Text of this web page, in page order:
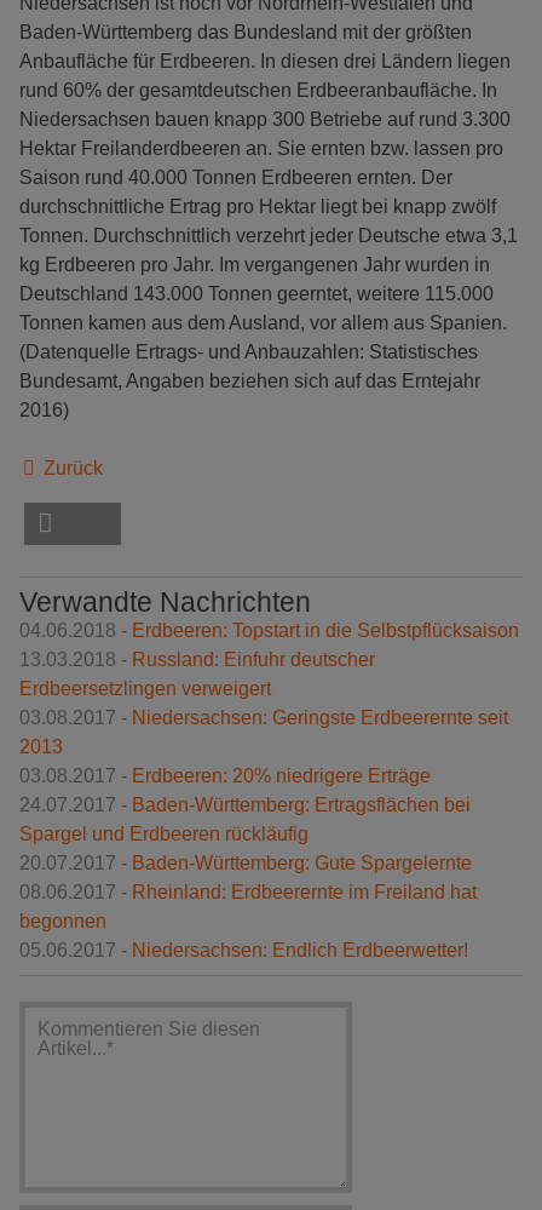
Baden-Württemberg das Bundesland mit der größten
Anbaufläche für Erdbeeren. In diesen drei Ländern liegen
rund 60% der gesamtdeutschen Erdbeeranbaufläche. In
Niedersachsen bauen knapp 300 Betriebe auf rund 3.300
Hektar Freilanderdbeeren an. Sie ernten bzw. lassen pro
Saison rund 40.000 Tonnen Erdbeeren ernten. Der
durchschnittliche Ertrag pro Hektar liegt bei knapp zwölf
Tonnen. Durchschnittlich verzehrt jeder Deutsche etwa 3,1
kg Erdbeeren pro Jahr. Im vergangenen Jahr wurden in
Deutschland 143.000 Tonnen geerntet, weitere 115.000
Tonnen kamen aus dem Ausland, vor allem aus Spanien.
(Datenquelle Ertrags- und Anbauzahlen: Statistisches
Bundesamt, Angaben beziehen sich auf das Erntejahr
2016)
Zurück
Verwandte Nachrichten
04.06.2018 - Erdbeeren: Topstart in die Selbstpflücksaison
13.03.2018 - Russland: Einfuhr deutscher
Erdbeersetzlingen verweigert
03.08.2017 - Niedersachsen: Geringste Erdbeerernte seit
2013
03.08.2017 - Erdbeeren: 20% niedrigere Erträge
24.07.2017 - Baden-Württemberg: Ertragsflächen bei
Spargel und Erdbeeren rückläufig
20.07.2017 - Baden-Württemberg: Gute Spargelernte
08.06.2017 - Rheinland: Erdbeerernte im Freiland hat
begonnen
05.06.2017 - Niedersachsen: Endlich Erdbeerwetter!